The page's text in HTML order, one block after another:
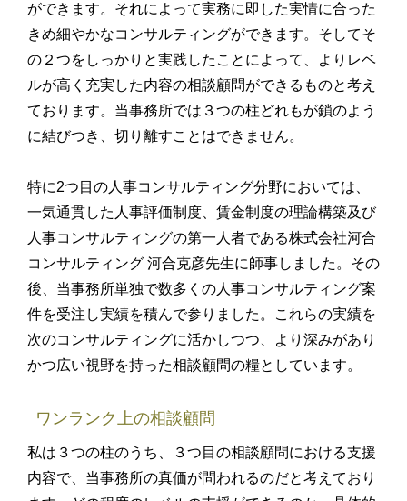
ができます。それによって実務に即した実情に合った
きめ細やかなコンサルティングができます。そしてそ
の２つをしっかりと実践したことによって、よりレベ
ルが高く充実した内容の相談顧問ができるものと考え
ております。当事務所では３つの柱どれもが鎖のよう
に結びつき、切り離すことはできません。
特に2つ目の人事コンサルティング分野においては、
一気通貫した人事評価制度、賃金制度の理論構築及び
人事コンサルティングの第一人者である株式会社河合
コンサルティング 河合克彦先生に師事しました。その
後、当事務所単独で数多くの人事コンサルティング案
件を受注し実績を積んで参りました。これらの実績を
次のコンサルティングに活かしつつ、より深みがあり
かつ広い視野を持った相談顧問の糧としています。
ワンランク上の相談顧問
私は３つの柱のうち、３つ目の相談顧問における支援
内容で、当事務所の真価が問われるのだと考えており